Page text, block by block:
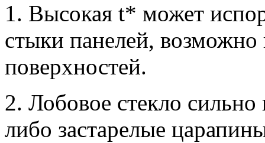
1. Высокая t* может
стыки панелей, возможно
поверхностей.
2. Лобовое стекло сильно
либо застарелые